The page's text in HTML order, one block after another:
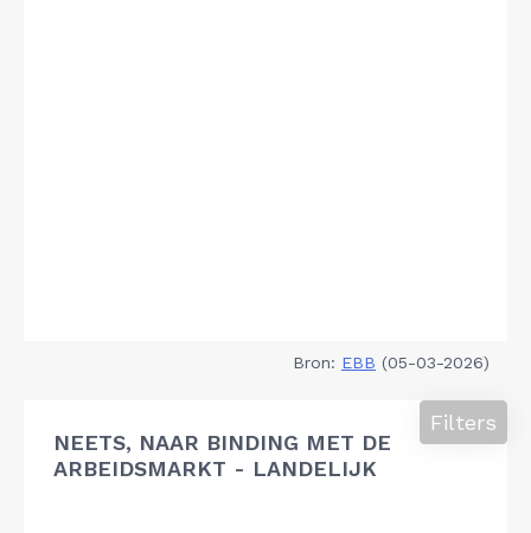
Bron: EBB (05-03-2026)
NEETS, NAAR BINDING MET DE
ARBEIDSMARKT - LANDELIJK
Filters